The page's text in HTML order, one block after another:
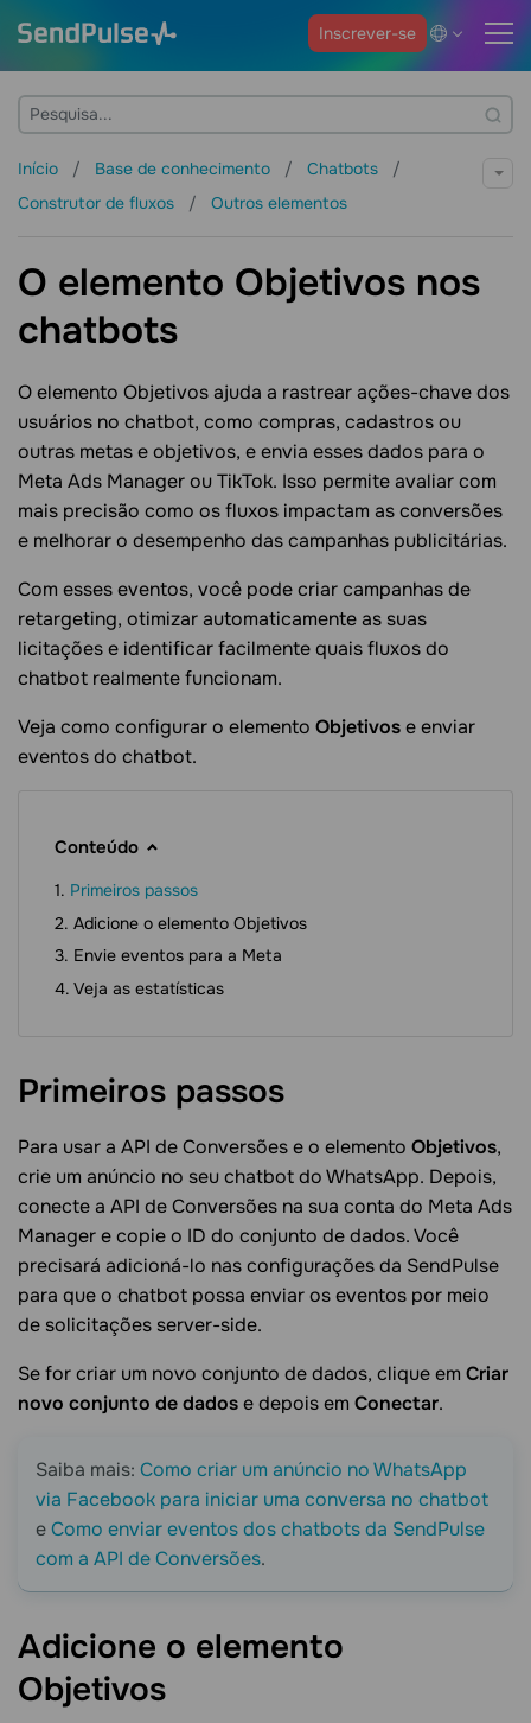
Inscrever-se
Início Base de conhecimento
Chatbots
Construtor de fluxos
Outros elementos
O elemento Objetivos nos
chatbots
O elemento Objetivos ajuda a rastrear ações-chave dos
usuários no chatbot, como compras, cadastros ou
outras metas e objetivos, e envia esses dados para o
Meta Ads Manager ou TikTok. Isso permite avaliar com
mais precisão como os fluxos impactam as conversões
e melhorar o desempenho das campanhas publicitárias.
Com esses eventos, você pode criar campanhas de
retargeting, otimizar automaticamente as suas
licitações e identificar facilmente quais fluxos do
chatbot realmente funcionam.
Veja como configurar o elemento Objetivose enviar
eventos do chatbot.
Conteúdo
Primeiros passos
Adicione o elemento Objetivos
Envie eventos para a Meta
Veja as estatísticas
Primeiros passos
Para usar a API de Conversões e o elemento Objetivos,
crie um anúncio no seu chatbot do WhatsApp. Depois,
conecte a API de Conversões na sua conta do Meta Ads
Manager e copie o ID do conjunto de dados. Você
precisará adicioná-lo nas configurações da SendPulse
para que o chatbot possa enviar os eventos por meio
de solicitações server-side.
Se for criar um novo conjunto de dados, clique em Criar
novo conjunto de dadose depois em Conectar.
Saiba mais: Como criar um anúncio no WhatsApp
via Facebook para iniciar uma conversa no chatbot
eComo enviar eventos dos chatbots da SendPulse
com a API de Conversões.
Adicione o elemento
Objetivos